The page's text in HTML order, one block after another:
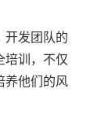
开发团队的
培训，不仅
养他们的风